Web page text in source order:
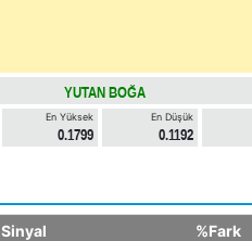
YUTAN BOĞA
En Yüksek
0.1799
En Düşük
0.1192
Sinyal %Fark